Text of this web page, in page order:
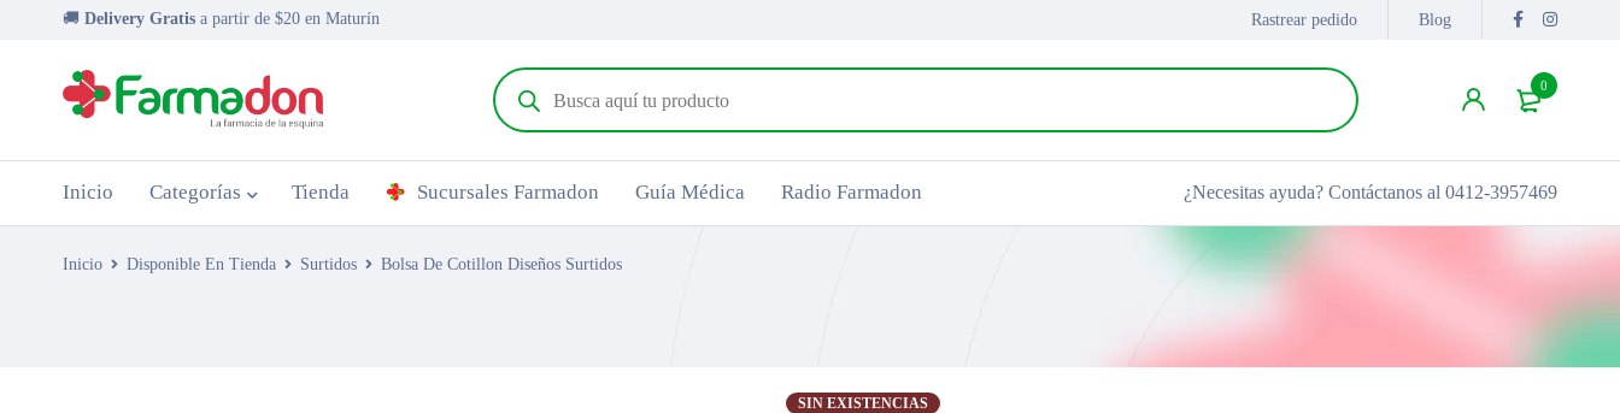
🚚 Delivery Gratis a partir de $20 en Maturín Rastrear pedido Blog
0
Inicio Categorías Tienda Sucursales Farmadon Guía Médica Radio Farmadon ¿Necesitas ayuda? Contáctanos al 0412-3957469
Inicio Disponible En Tienda Surtidos Bolsa De Cotillon Diseños Surtidos
SIN EXISTENCIAS